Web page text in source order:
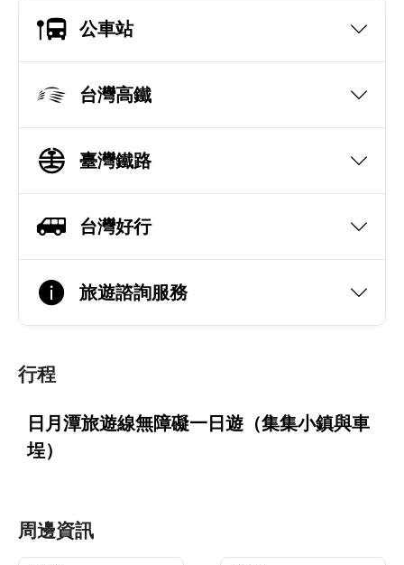
公車站
台灣高鐵
臺灣鐵路
台灣好行
旅遊諮詢服務
行程
日月潭旅遊線無障礙一日遊（集集小鎮與車
埕）
周邊資訊